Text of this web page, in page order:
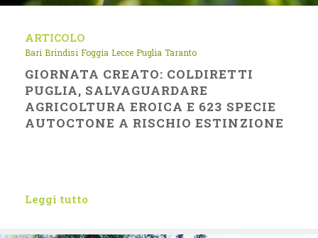
ARTICOLO
Bari Brindisi Foggia Lecce Puglia Taranto
GIORNATA CREATO: COLDIRETTI
PUGLIA, SALVAGUARDARE
AGRICOLTURA EROICA E 623 SPECIE
AUTOCTONE A RISCHIO ESTINZIONE
Leggi tutto